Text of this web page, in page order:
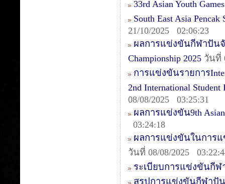
33rd Asian Youth
South East Asia
21/10/2025 02:06:23
ผลการแข่งขันกีฬาปันจั
Championship 2025 วันที่
การแข่งขันรายการ
2nd International Student
08/08/2025 03:25:31
ผลการแข่งขัน9th Asian
03:24:18
ผลการแข่งขันในการแข่
วันที่ 08/08/2025
ระเบียบการแข่งขันกีฬ
สรุปการแข่งขันกีฬาปันจั